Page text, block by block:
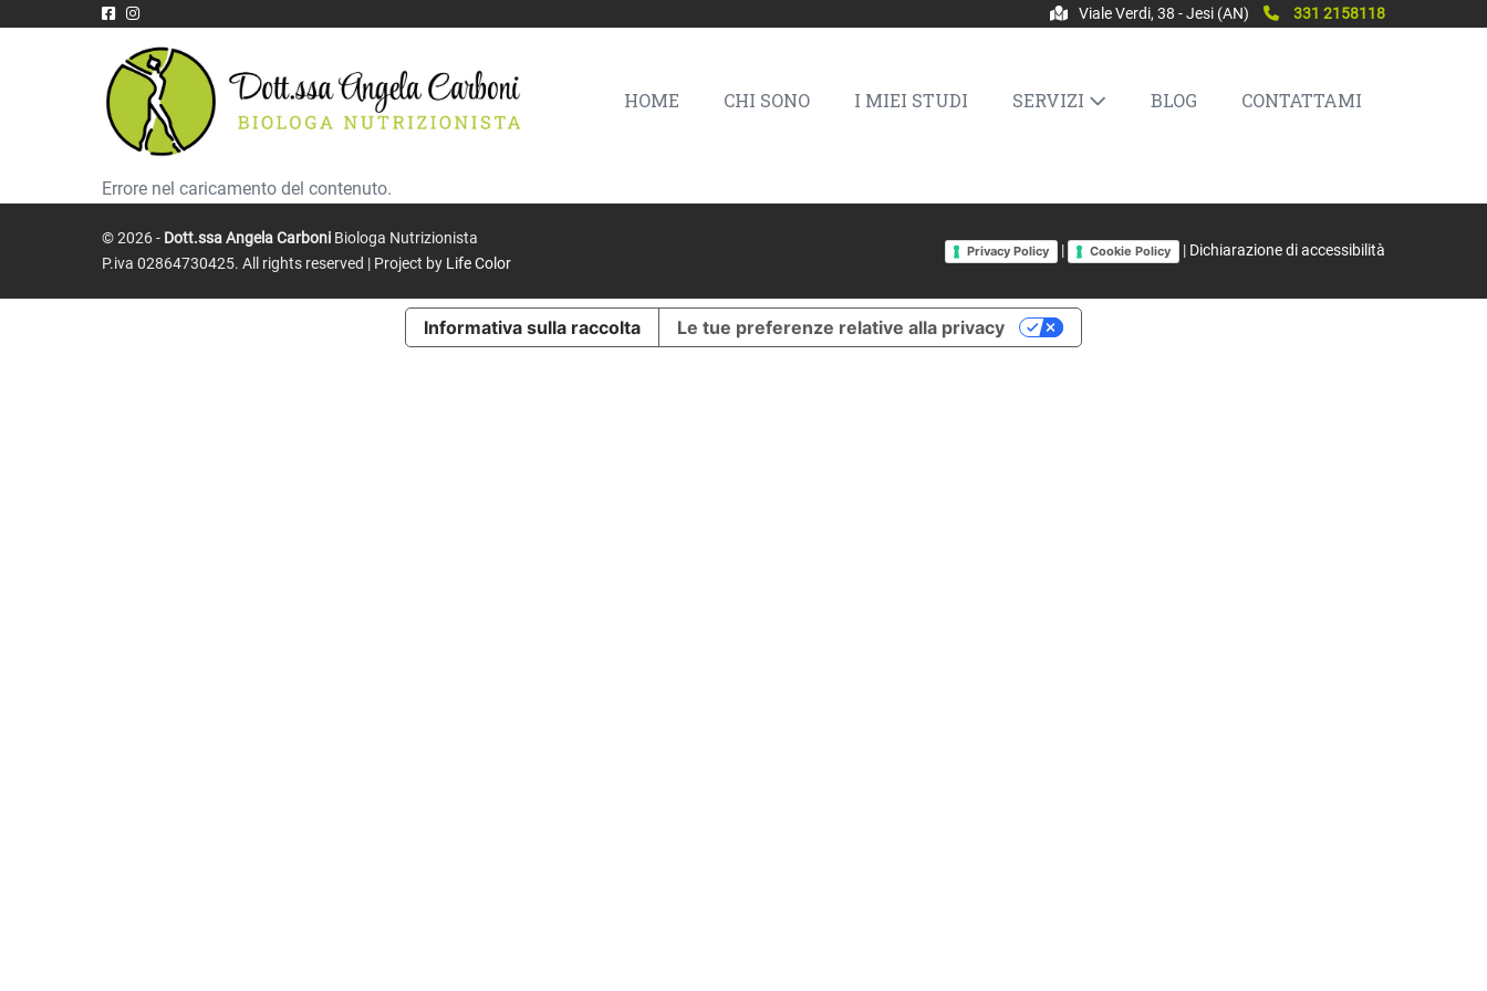
Viale Verdi, 38 - Jesi (AN) 331 2158118
HOME CHI SONO I MIEI STUDI SERVIZI BLOG CONTATTAMI
Errore nel caricamento del contenuto.
© 2026 - Dott.ssa Angela Carboni Biologa Nutrizionista
P.iva 02864730425. All rights reserved | Project by Life Color
Privacy Policy | Cookie Policy | Dichiarazione di accessibilità
Informativa sulla raccolta Le tue preferenze relative alla privacy